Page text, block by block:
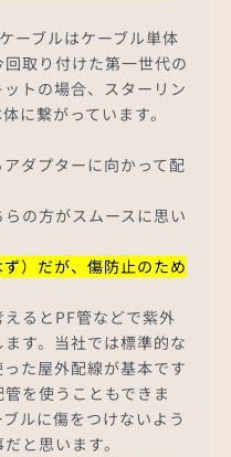
ーブルはケーブル単体
取り付けた第一世代の
トの場合、スターリン
に繋がっています。
ダプターに向かって配
の方がスムースに思い
）だが、傷防止のため
るとPF管などで紫外
す。当社では標準的な
た屋外配線が基本です
を使うこともできま
ルに傷をつけないよう
と思います。